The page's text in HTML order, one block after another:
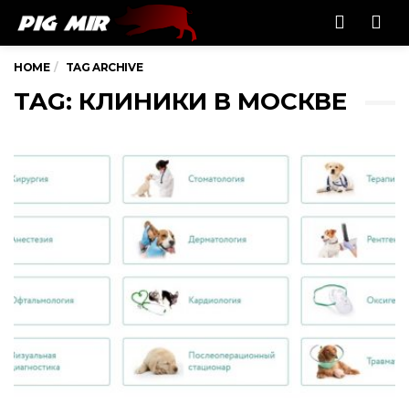
HOME TAG ARCHIVE
TAG: КЛИНИКИ В МОСКВЕ